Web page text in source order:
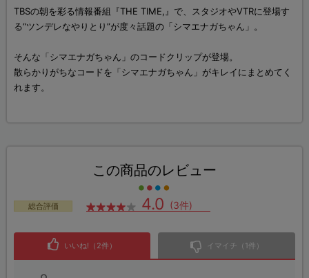
TBSの朝を彩る情報番組『THE TIME,』で、スタジオやVTRに登場す
る“ツンデレなやりとり”が度々話題の「シマエナガちゃん」。
そんな「シマエナガちゃん」のコードクリップが登場。
散らかりがちなコードを「シマエナガちゃん」がキレイにまとめてく
れます。
この商品のレビュー
総合評価 4.0 (3件)
いいね!（2件） イマイチ（1件）